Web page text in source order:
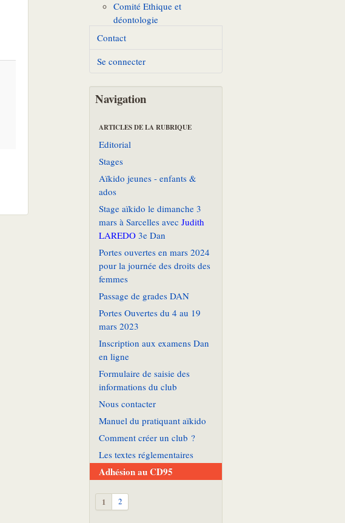
Comité Ethique et
déontologie
Contact
Se connecter
Navigation
ARTICLES DE LA RUBRIQUE
Editorial
Stages
Aïkido jeunes - enfants &
ados
Stage aïkido le dimanche 3
mars à Sarcelles avec Judith
LAREDO 3e Dan
Portes ouvertes en mars 2024
pour la journée des droits des
femmes
Passage de grades DAN
Portes Ouvertes du 4 au 19
mars 2023
Inscription aux examens Dan
en ligne
Formulaire de saisie des
informations du club
Nous contacter
Manuel du pratiquant aïkido
Comment créer un club ?
Les textes réglementaires
Adhésion au CD95
1 2